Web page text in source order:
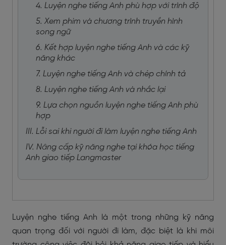
4. Luyện nghe tiếng Anh phù hợp với trình độ
5. Xem phim và chương trình truyền hình
song ngữ
6. Kết hợp luyện nghe tiếng Anh và các kỹ
năng khác
7. Luyện nghe tiếng Anh và chép chính tả
8. Luyện nghe tiếng Anh và nhắc lại
9. Lựa chọn nguồn luyện nghe tiếng Anh phù
hợp
III. Lỗi sai khi người đi làm luyện nghe tiếng Anh
IV. Nâng cấp kỹ năng nghe tại khóa học tiếng
Anh giao tiếp Langmaster
Luyện nghe tiếng Anh là một trong những kỹ năng
quan trọng đối với người đi làm, đặc biệt là khi môi